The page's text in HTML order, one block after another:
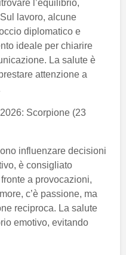
l’equilibrio,
lavoro, alcune
diplomatico e
ideale per chiarire
La salute è
attenzione a
Scorpione (23
influenzare decisioni
è consigliato
a provocazioni,
c’è passione, ma
reciproca. La salute
emotivo, evitando